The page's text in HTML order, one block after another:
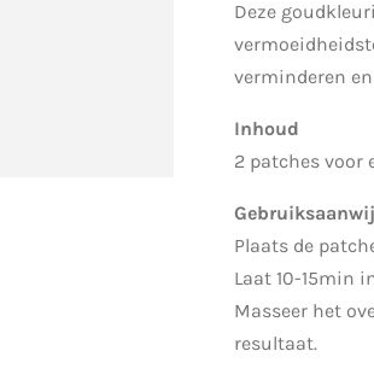
Deze
verminderen
Inhoud
2 patches voor
Plaats de
Laat 10-15min
Masseer het
resultaat.